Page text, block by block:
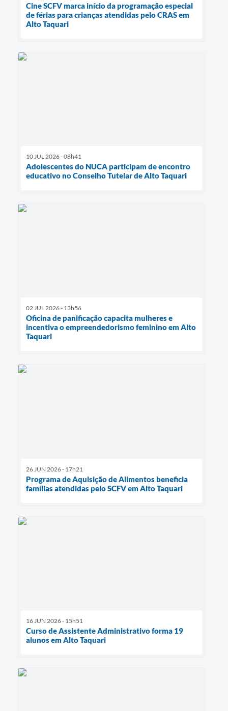
Cine SCFV marca início da programação especial
de férias para crianças atendidas pelo CRAS em
Alto Taquari
10 JUL 2026 - 08h41
Adolescentes do NUCA participam de encontro
educativo no Conselho Tutelar de Alto Taquari
02 JUL 2026 - 13h56
Oficina de panificação capacita mulheres e
incentiva o empreendedorismo feminino em Alto
Taquari
26 JUN 2026 - 17h21
Programa de Aquisição de Alimentos beneficia
famílias atendidas pelo SCFV em Alto Taquari
16 JUN 2026 - 15h51
Curso de Assistente Administrativo forma 19
alunos em Alto Taquari